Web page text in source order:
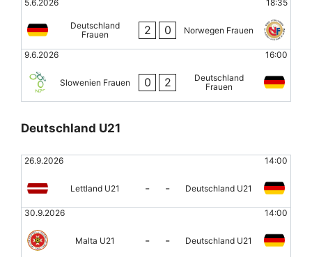
5.6.2026 18:35
Deutschland
Frauen
2 0 Norwegen Frauen
9.6.2026 16:00
Slowenien Frauen 0 2
Deutschland
Frauen
Deutschland U21
26.9.2026 14:00
Lettland U21 - - Deutschland U21
30.9.2026 14:00
Malta U21 - - Deutschland U21